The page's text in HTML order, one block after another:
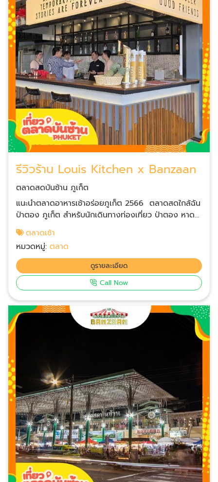
รีวิวร้าน Louis Kitchen x Banzaan
ตลาดสดบันซ้าน ภูเก็ต
แนะนำตลาดอาหารเช้าอร่อยภูเก็ต 2566 ตลาดสดใกล้ฉัน
ป่าตอง ภูเก็ต สำหรับนักเดินทางท่องเที่ยว ป่าตอง หาด
กะตะกะรน แหลมพรหมเทพ มาให้ถึงป่าตองต้องแวะตลาด
สดบันซ้าน เป็นตลาดใหญ่และสวยหรูสุดๆ ของป่าตอง จุด
เช็คอินที่ห้ามพลาด ของนักท่องเที่ยวเหมาะกับการนั่งชิลล์
ดื่มกินและช้อป เห็นแล้วต้องว๊าว ด้วยสถาปัตยกรรมสไตล์
โมเดิร์นผสมชิโนโปรตุกีส สูง 2 ชั้น และที่จอดรถชั้นใต้ดิน
บนเนื้อที่กว่า 6 ไร่ ตรงข้ามศูนย์การค้าจังซีลอน ถนนนาใน
อำเภอกะทู้ ตลาดสดใกล้ฉันป่าตอง ภูเก็ต สำหรับนักเดิน
ทางท่องเที่ยว ป่าตอง หาดกะตะกะรน แหลมพรหมเทพ มา
ให้ถึงป่าตองต้องแวะตลาดสดบันซ้าน เป็นตลาดใหญ่และ
สวยหรูสุดๆ ของป่าตอง เปิดบริการทุกวัน เวลา 06.00 -
ตลาดเช้า
หมวดหมู่:ตลาด
ดูรายละเอียด
Call Now